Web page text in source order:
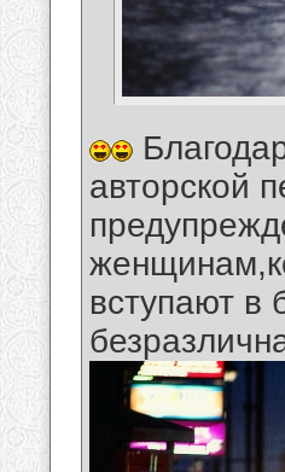
авторской
вступают в